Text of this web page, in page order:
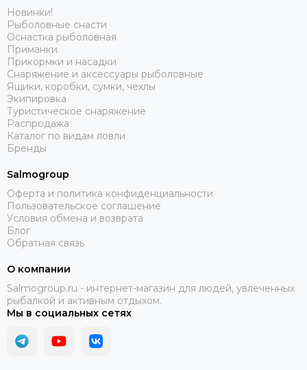
Новинки!
Рыболовные снасти
Оснастка рыболовная
Приманки
Прикормки и насадки
Снаряжение и аксессуары рыболовные
Ящики, коробки, сумки, чехлы
Экипировка
Туристическое снаряжение
Распродажа
Каталог по видам ловли
Бренды
Salmogroup
Оферта и политика конфиденциальности
Пользовательское соглашение
Условия обмена и возврата
Блог
Обратная связь
О компании
Salmogroup.ru - интернет-магазин для людей, увлеченных
рыбалкой и активным отдыхом.
Мы в социальных сетях